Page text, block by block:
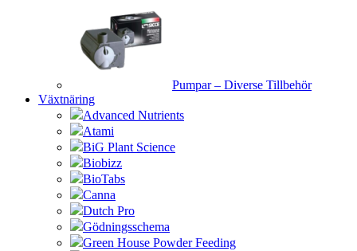
Pumpar – Diverse Tillbehör
Växtnäring
Advanced Nutrients
Atami
BiG Plant Science
Biobizz
BioTabs
Canna
Dutch Pro
Gödningsschema
Green House Powder Feeding